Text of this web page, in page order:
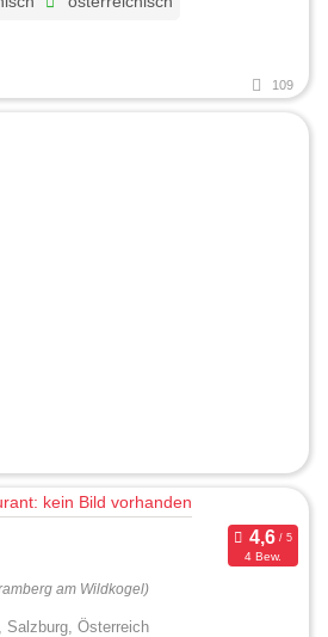
109
4 Bew.
am Wildkogel)
Salzburg, Österreich